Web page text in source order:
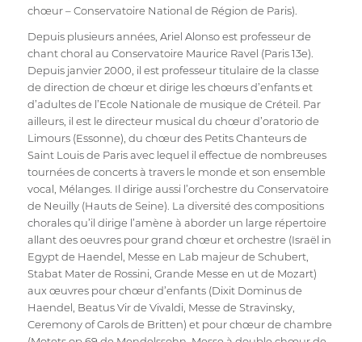
chœur – Conservatoire National de Région de Paris).
Depuis plusieurs années, Ariel Alonso est professeur de
chant choral au Conservatoire Maurice Ravel (Paris 13e).
Depuis janvier 2000, il est professeur titulaire de la classe
de direction de chœur et dirige les chœurs d’enfants et
d’adultes de l’Ecole Nationale de musique de Créteil. Par
ailleurs, il est le directeur musical du chœur d’oratorio de
Limours (Essonne), du chœur des Petits Chanteurs de
Saint Louis de Paris avec lequel il effectue de nombreuses
tournées de concerts à travers le monde et son ensemble
vocal, Mélanges. Il dirige aussi l’orchestre du Conservatoire
de Neuilly (Hauts de Seine). La diversité des compositions
chorales qu’il dirige l’amène à aborder un large répertoire
allant des oeuvres pour grand chœur et orchestre (Israël in
Egypt de Haendel, Messe en Lab majeur de Schubert,
Stabat Mater de Rossini, Grande Messe en ut de Mozart)
aux œuvres pour chœur d’enfants (Dixit Dominus de
Haendel, Beatus Vir de Vivaldi, Messe de Stravinsky,
Ceremony of Carols de Britten) et pour chœur de chambre